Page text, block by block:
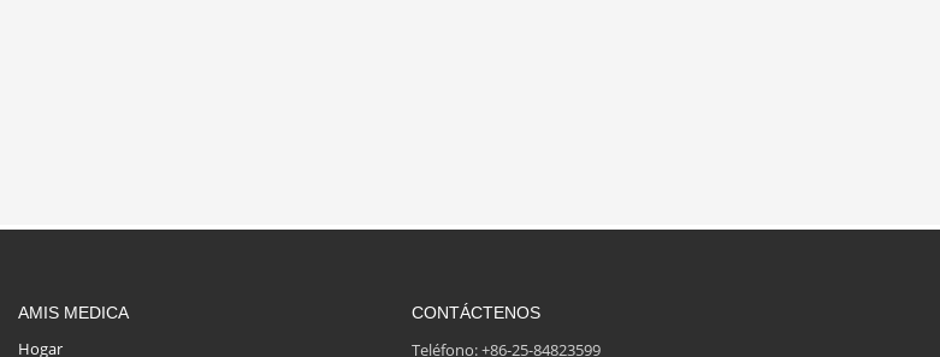
AMIS MEDICA
Hogar
CONTÁCTENOS
Teléfono: +86-25-84823599